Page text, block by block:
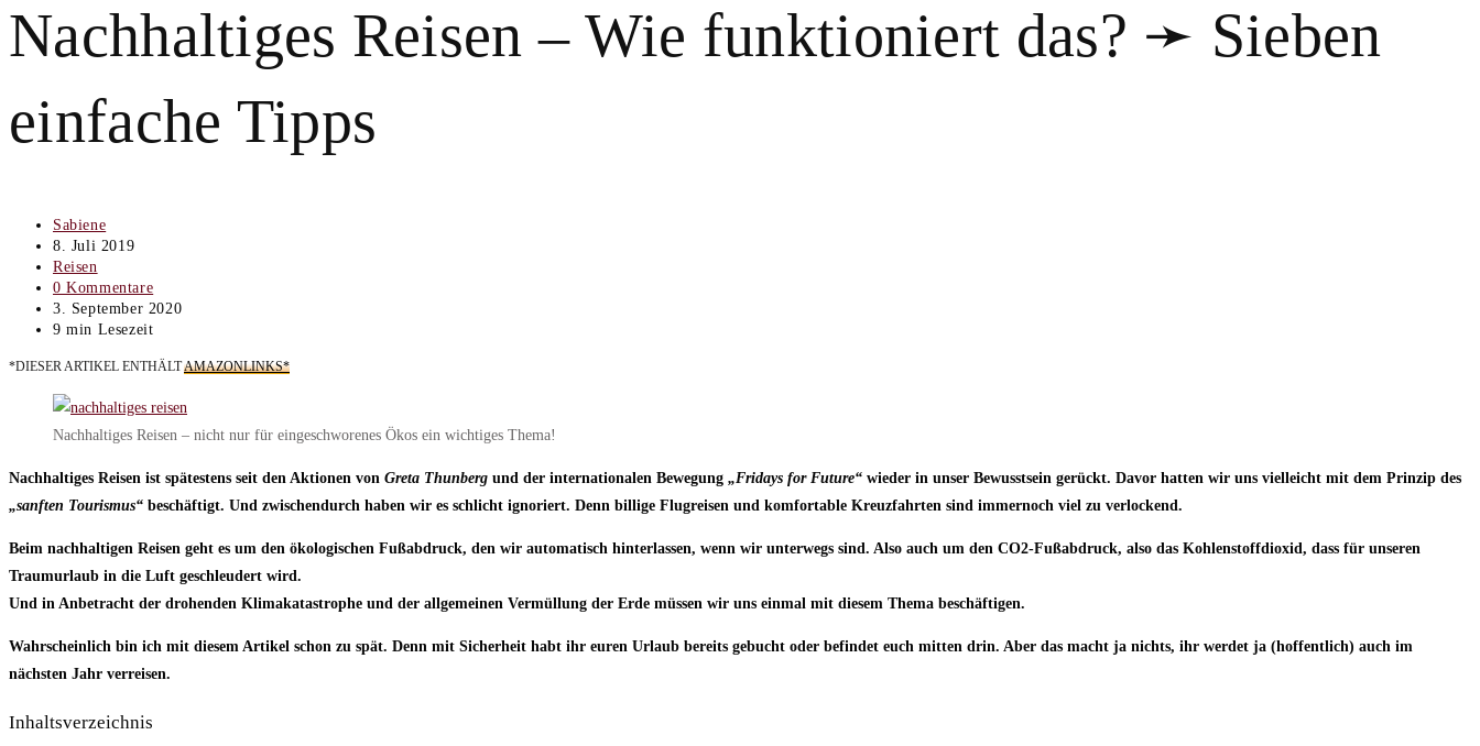
Nachhaltiges Reisen – Wie funktioniert das? ➛ Sieben
einfache Tipps
Beitrags-
Autor:
Sabiene
Beitrag
veröffentlicht:
8. Juli 2019
Beitrags-
Kategorie:
Reisen
Beitrags-
Kommentare:
0 Kommentare
Beitrag
zuletzt
am:
3. September 2020
Lesedauer:
9 min Lesezeit
*DIESER ARTIKEL ENTHÄLTAMAZONLINKS*
Nachhaltiges Reisen – nicht nur für eingeschworenes Ökos ein wichtiges Thema!
Nachhaltiges Reisen ist spätestens seit den Aktionen von Greta Thunberg und der internationalen Bewegung „Fridays for Future“ wieder in unser Bewusstsein gerückt. Davor hatten wir uns vielleicht mit dem Prinzip des
„sanften Tourismus“ beschäftigt. Und zwischendurch haben wir es schlicht ignoriert. Denn billige Flugreisen und komfortable Kreuzfahrten sind immernoch viel zu verlockend.
Beim nachhaltigen Reisen geht es um den ökologischen Fußabdruck, den wir automatisch hinterlassen, wenn wir unterwegs sind. Also auch um den CO2-Fußabdruck, also das Kohlenstoffdioxid, dass für unseren
Traumurlaub in die Luft geschleudert wird.
Und in Anbetracht der drohenden Klimakatastrophe und der allgemeinen Vermüllung der Erde müssen wir uns einmal mit diesem Thema beschäftigen.
Wahrscheinlich bin ich mit diesem Artikel schon zu spät. Denn mit Sicherheit habt ihr euren Urlaub bereits gebucht oder befindet euch mitten drin. Aber das macht ja nichts, ihr werdet ja (hoffentlich) auch im
nächsten Jahr verreisen.
Inhaltsverzeichnis